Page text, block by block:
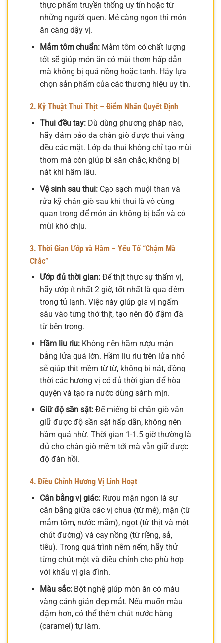
thực phẩm truyền thống uy tín hoặc từ
những người quen. Mẻ càng ngon thì món
ăn càng dậy vị.
Mắm tôm chuẩn:Mắm tôm có chất lượng
tốt sẽ giúp món ăn có mùi thơm hấp dẫn
mà không bị quá nồng hoặc tanh. Hãy lựa
chọn sản phẩm của các thương hiệu uy tín.
2. Kỹ Thuật Thui Thịt – Điểm Nhấn Quyết Định
Thui đều tay:Dù dùng phương pháp nào,
hãy đảm bảo da chân giò được thui vàng
đều các mặt. Lớp da thui không chỉ tạo mùi
thơm mà còn giúp bì săn chắc, không bị
nát khi hầm lâu.
Vệ sinh sau thui:Cạo sạch muội than và
rửa kỹ chân giò sau khi thui là vô cùng
quan trọng để món ăn không bị bẩn và có
mùi khó chịu.
3. Thời Gian Ướp và Hầm – Yếu Tố “Chậm Mà
Chắc”
Ướp đủ thời gian:Để thịt thực sự thấm vị,
hãy ướp ít nhất 2 giờ, tốt nhất là qua đêm
trong tủ lạnh. Việc này giúp gia vị ngấm
sâu vào từng thớ thịt, tạo nên độ đậm đà
từ bên trong.
Hầm liu riu:Không nên hầm rượu mận
bằng lửa quá lớn. Hầm liu riu trên lửa nhỏ
sẽ giúp thịt mềm từ từ, không bị nát, đồng
thời các hương vị có đủ thời gian để hòa
quyện và tạo ra nước dùng sánh mịn.
Giữ độ sần sật:Để miếng bì chân giò vẫn
giữ được độ sần sật hấp dẫn, không nên
hầm quá nhừ. Thời gian 1-1.5 giờ thường là
đủ cho chân giò mềm tới mà vẫn giữ được
độ đàn hồi.
4. Điều Chỉnh Hương Vị Linh Hoạt
Cân bằng vị giác:Rượu mận ngon là sự
cân bằng giữa các vị chua (từ mẻ), mặn (từ
mắm tôm, nước mắm), ngọt (từ thịt và một
chút đường) và cay nồng (từ riềng, sả,
tiêu). Trong quá trình nêm nếm, hãy thử
từng chút một và điều chỉnh cho phù hợp
với khẩu vị gia đình.
Màu sắc:Bột nghệ giúp món ăn có màu
vàng cánh gián đẹp mắt. Nếu muốn màu
đậm hơn, có thể thêm chút nước hàng
(caramel) tự làm.